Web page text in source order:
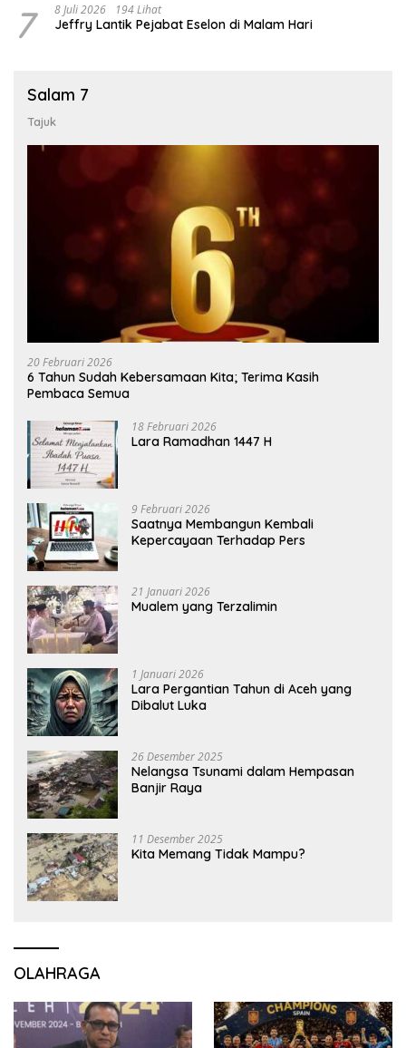
7 8 Juli 2026 194 Lihat
Jeffry Lantik Pejabat Eselon di Malam Hari
Salam 7
Tajuk
20 Februari 2026
6 Tahun Sudah Kebersamaan Kita; Terima Kasih
Pembaca Semua
18 Februari 2026
Lara Ramadhan 1447 H
9 Februari 2026
Saatnya Membangun Kembali
Kepercayaan Terhadap Pers
21 Januari 2026
Mualem yang Terzalimin
1 Januari 2026
Lara Pergantian Tahun di Aceh yang
Dibalut Luka
26 Desember 2025
Nelangsa Tsunami dalam Hempasan
Banjir Raya
11 Desember 2025
Kita Memang Tidak Mampu?
OLAHRAGA